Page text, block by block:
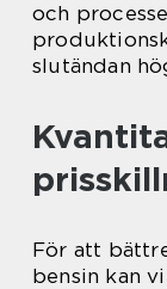
och
slutändan
För att
bensin kan